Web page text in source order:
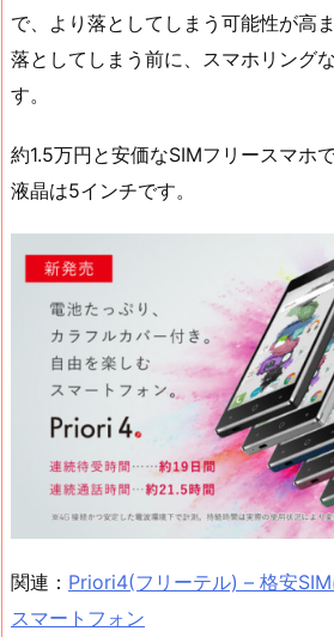
で、より落としてしまう可能性が高
落としてしまう前に、スマホリング
す。
約1.5万円と安価なSIMフリースマホ
液晶は5インチです。
関連： Priori4(フリーテル) – 格安
スマートフォン